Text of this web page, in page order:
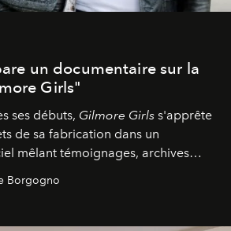
un documentaire sur la
Girls"
ses débuts, Gilmore Girls s'apprête
de sa fabrication dans un
mêlant témoignages, archives
Borgogno